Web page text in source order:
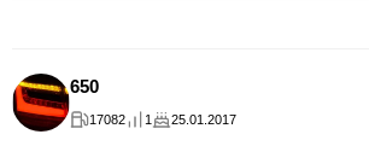
650
17082 1 25.01.2017